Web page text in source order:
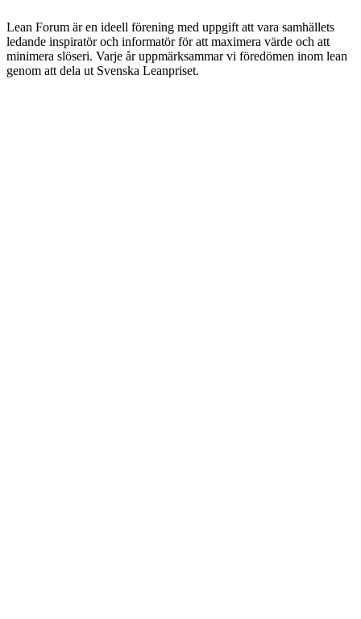
Lean Forum är en ideell förening med uppgift att vara samhällets
ledande inspiratör och informatör för att maximera värde och att
minimera slöseri. Varje år uppmärksammar vi föredömen inom lean
genom att dela ut Svenska Leanpriset.